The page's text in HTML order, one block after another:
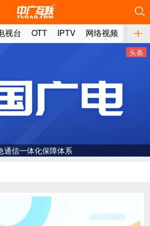
视台 OTT IPTV 网络视频 媒体
头条
通信一体化保障体系
电视自动续费专项治理
“沪8条”发布
变革，广电媒体如何发力？
广电为何走了二十年？
推荐
推荐
推荐
推荐
推荐
推荐
推荐
推荐
推荐
推荐
推荐
推荐
推荐
推荐
推荐
推荐
推荐
推荐
推荐
推荐